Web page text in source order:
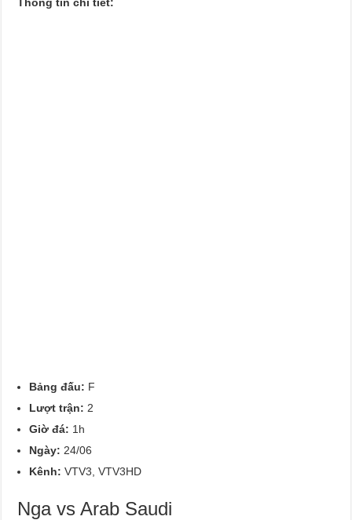
Bảng đấu: F
Lượt trận: 2
Giờ đá: 1h
Ngày: 24/06
Kênh: VTV3, VTV3HD
Nga vs Arab Saudi